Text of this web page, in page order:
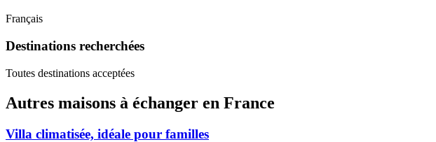
Français
Destinations recherchées
Toutes destinations acceptées
Autres maisons à échanger en France
Villa climatisée, idéale pour familles